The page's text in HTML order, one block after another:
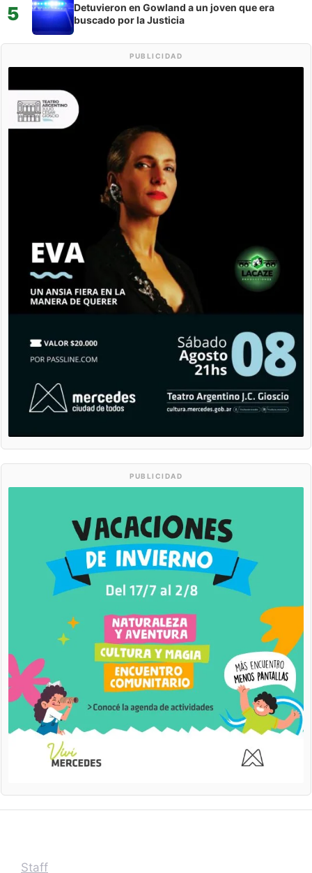
5
Detuvieron en Gowland a un joven que era
buscado por la Justicia
PUBLICIDAD
PUBLICIDAD
Staff